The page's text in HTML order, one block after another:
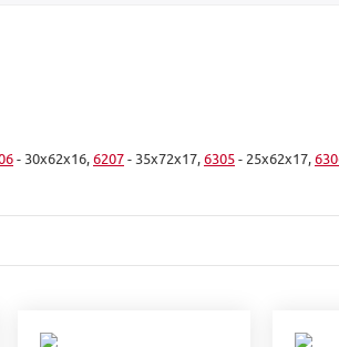
- 30x62x16,6207- 35x72x17,6305- 25x62x17,